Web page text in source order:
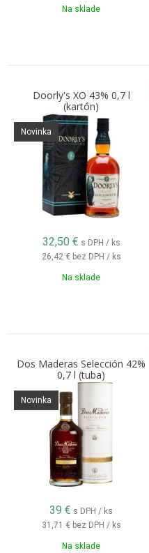
Na sklade
Doorly's XO 43% 0,7 l
(kartón)
Novinka
32,50 € s DPH / ks
26,42 € bez DPH / ks
Na sklade
Dos Maderas Selección 42%
0,7 l (tuba)
Novinka
39 € s DPH / ks
31,71 € bez DPH / ks
Na sklade